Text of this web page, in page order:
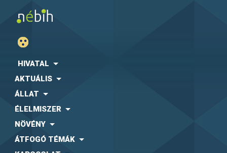
HIVATAL
AKTUÁLIS
ÁLLAT
ÉLELMISZER
NÖVÉNY
ÁTFOGÓ TÉMÁK